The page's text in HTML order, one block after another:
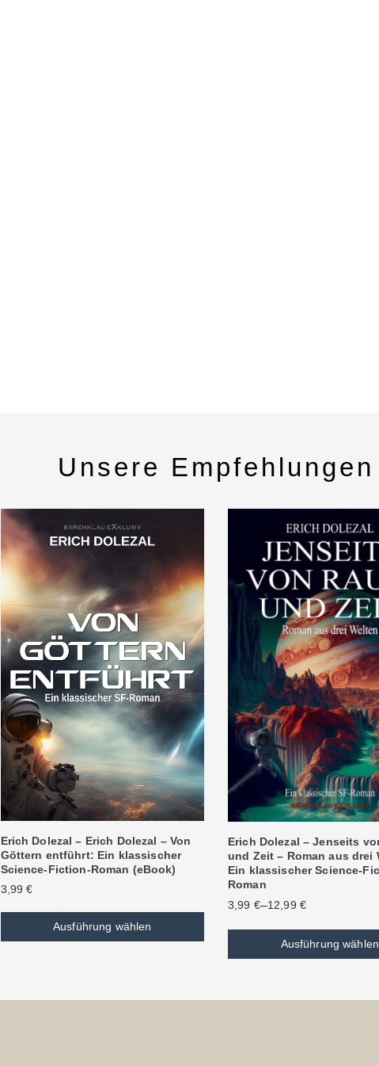
Unsere Empfehlungen
Erich Dolezal – Erich Dolezal – Von
Göttern entführt: Ein klassischer
Science-Fiction-Roman (eBook)
3,99€
Ausführung wählen
Erich Dolezal – Jenseits
und Zeit – Roman aus drei
Ein klassischer Science-
Roman
3,99 €–12,99 €
Ausführung wählen